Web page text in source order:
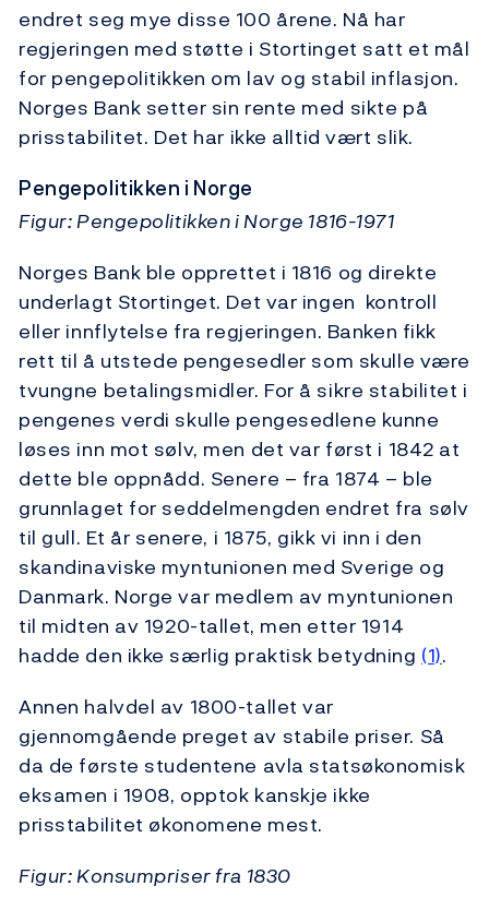
endret seg mye disse 100 årene. Nå har
regjeringen med støtte i Stortinget satt et mål
for pengepolitikken om lav og stabil inflasjon.
Norges Bank setter sin rente med sikte på
prisstabilitet. Det har ikke alltid vært slik.
Pengepolitikken i Norge
Figur: Pengepolitikken i Norge 1816-1971
Norges Bank ble opprettet i 1816 og direkte
underlagt Stortinget. Det var ingen kontroll
eller innflytelse fra regjeringen. Banken fikk
rett til å utstede pengesedler som skulle være
tvungne betalingsmidler. For å sikre stabilitet i
pengenes verdi skulle pengesedlene kunne
løses inn mot sølv, men det var først i 1842 at
dette ble oppnådd. Senere – fra 1874 – ble
grunnlaget for seddelmengden endret fra sølv
til gull. Et år senere, i 1875, gikk vi inn i den
skandinaviske myntunionen med Sverige og
Danmark. Norge var medlem av myntunionen
til midten av 1920-tallet, men etter 1914
hadde den ikke særlig praktisk betydning (1).
Annen halvdel av 1800-tallet var
gjennomgående preget av stabile priser. Så
da de første studentene avla statsøkonomisk
eksamen i 1908, opptok kanskje ikke
prisstabilitet økonomene mest.
Figur: Konsumpriser fra 1830